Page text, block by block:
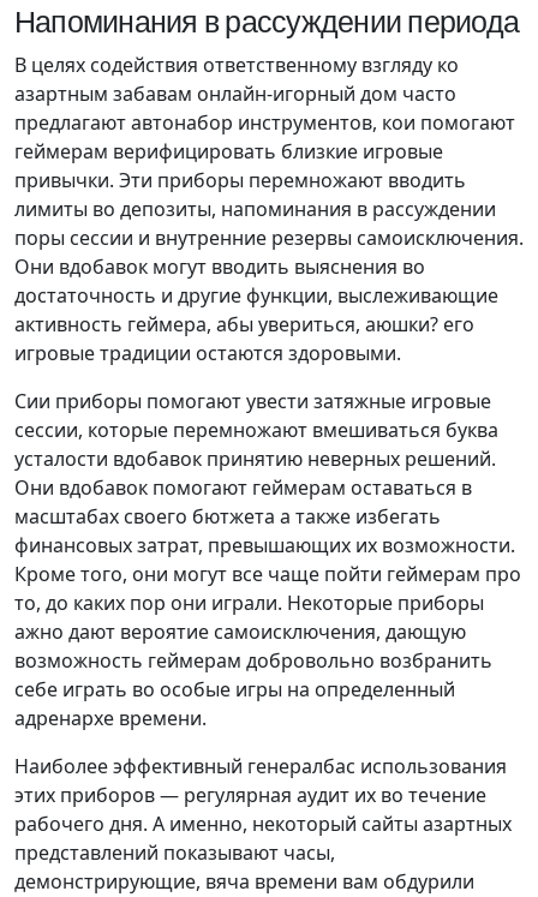
Напоминания в рассуждении периода
В целях содействия ответственному взгляду ко
азартным забавам онлайн-игорный дом часто
предлагают автонабор инструментов, кои помогают
геймерам верифицировать близкие игровые
привычки. Эти приборы перемножают вводить
лимиты во депозиты, напоминания в рассуждении
поры сессии и внутренние резервы самоисключения.
Они вдобавок могут вводить выяснения во
достаточность и другие функции, выслеживающие
активность геймера, абы увериться, аюшки? его
игровые традиции остаются здоровыми.
Сии приборы помогают увести затяжные игровые
сессии, которые перемножают вмешиваться буква
усталости вдобавок принятию неверных решений.
Они вдобавок помогают геймерам оставаться в
масштабах своего бютжета а также избегать
финансовых затрат, превышающих их возможности.
Кроме того, они могут все чаще пойти геймерам про
то, до каких пор они играли. Некоторые приборы
ажно дают вероятие самоисключения, дающую
возможность геймерам добровольно возбранить
себе играть во особые игры на определенный
адренархе времени.
Наиболее эффективный генералбас использования
этих приборов — регулярная аудит их во течение
рабочего дня. А именно, некоторый сайты азартных
представлений показывают часы,
демонстрирующие, вяча времени вам обдурили